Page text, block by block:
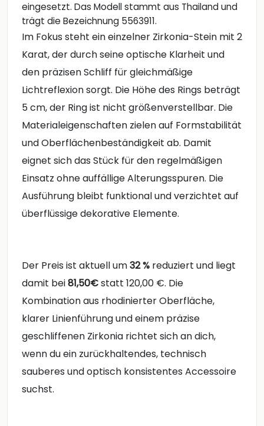
eingesetzt. Das Modell stammt aus Thailand und
trägt die Bezeichnung 5563911.
Im Fokus steht ein einzelner Zirkonia-Stein mit 2
Karat, der durch seine optische Klarheit und
den präzisen Schliff für gleichmäßige
Lichtreflexion sorgt. Die Höhe des Rings beträgt
5 cm, der Ring ist nicht größenverstellbar. Die
Materialeigenschaften zielen auf Formstabilität
und Oberflächenbeständigkeit ab. Damit
eignet sich das Stück für den regelmäßigen
Einsatz ohne auffällige Alterungsspuren. Die
Ausführung bleibt funktional und verzichtet auf
überflüssige dekorative Elemente.
Der Preis ist aktuell um32 % reduziert und liegt
damit bei81,50€statt 120,00 €. Die
Kombination aus rhodinierter Oberfläche,
klarer Linienführung und einem präzise
geschliffenen Zirkonia richtet sich an dich,
wenn du ein zurückhaltendes, technisch
sauberes und optisch konsistentes Accessoire
suchst.